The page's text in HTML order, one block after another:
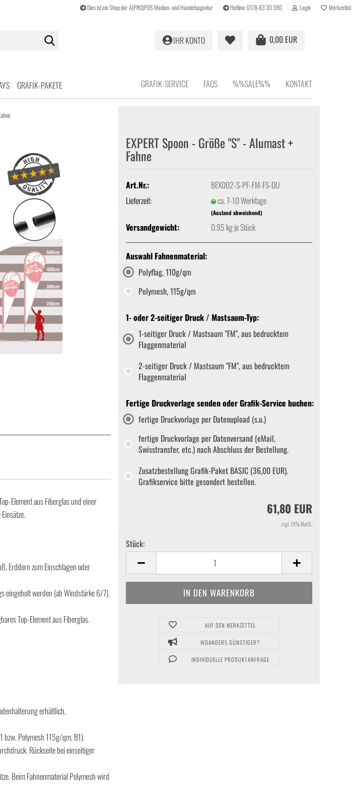
Dies ist ein Shop der A|PRO|POS Medien- und Handelsagentur Hotline: 0178-63 30 380 Login Merkzettel
0,00 EUR
IHR KONTO
GRAFIK-PAKETE GRAFIK-SERVICE FAQS %%SALE%% KONTAKT
EX­PERT Spoon - Größe "S" - Alu­mast +
Fahne
Art.Nr.:
BEX002-S-PF-FM-FS-DU
Lieferzeit:
ca. 7-10 Werktage
(Ausland abweichend)
Versandgewicht: 0.95 kg je Stück
Auswahl Fahnenmaterial:
Polyflag, 110g/qm
Polymesh, 115g/qm
1- oder 2-seitiger Druck / Mastsaum-Typ:
1-seitiger Druck / Mastsaum "FM", aus bedrucktem
Flaggenmaterial
2-seitiger Druck / Mastsaum "FM", aus bedrucktem
Flaggenmaterial
Fertige Druckvorlage senden oder Grafik-Service buchen:
fertige Druckvorlage per Datenupload (s.u.)
fertige Druckvorlage per Datenversand (eMail,
Swisstransfer, etc.) nach Abschluss der Bestellung.
Zusatzbestellung Grafik-Paket BASIC (36,00 EUR).
Grafikservice bitte gesondert bestellen.
61,80 EUR
zzgl. 19% MwSt.
Stück:
Stück
AUF DEN MERKZETTEL
WOANDERS GÜNSTIGER?
INDIVIDUELLE PRODUKTANFRAGE
Element aus Fiberglas und einer
Erddorn zum Einschlagen oder
eingeholt werden (ab Windstärke 6/7).
Top-Element aus Fiberglas.
erhältlich.
bzw. Polymesh 115g/qm, B1).
Rückseite bei einseitiger
Beim Fahnenmaterial Polymesh wird